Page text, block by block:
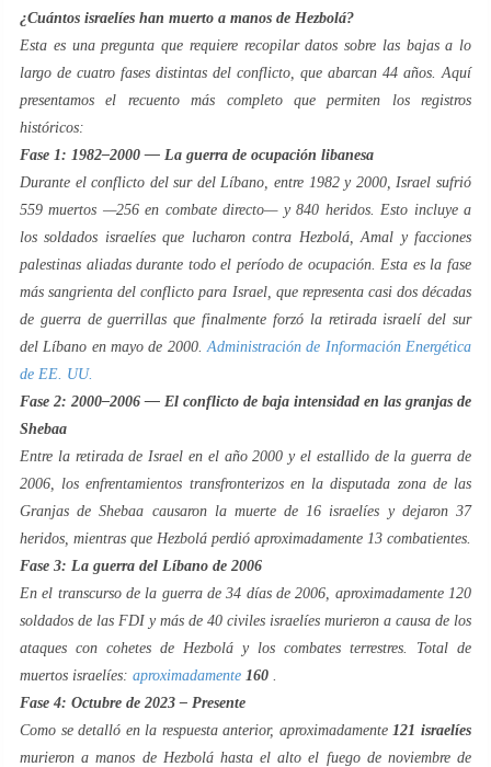
¿Cuántos israelíes han muerto a manos de Hezbolá?
Esta es una pregunta que requiere recopilar datos sobre las bajas a lo
largo de cuatro fases distintas del conflicto, que abarcan 44 años. Aquí
presentamos el recuento más completo que permiten los registros
históricos:
Fase 1: 1982–2000 — La guerra de ocupación libanesa
Durante el conflicto del sur del Líbano, entre 1982 y 2000, Israel sufrió
559 muertos —256 en combate directo— y 840 heridos. Esto incluye a
los soldados israelíes que lucharon contra Hezbolá, Amal y facciones
palestinas aliadas durante todo el período de ocupación. Esta es la fase
más sangrienta del conflicto para Israel, que representa casi dos décadas
de guerra de guerrillas que finalmente forzó la retirada israelí del sur
del Líbano en mayo de 2000. Administración de Información Energética
de EE. UU.
Fase 2: 2000–2006 — El conflicto de baja intensidad en las granjas de
Shebaa
Entre la retirada de Israel en el año 2000 y el estallido de la guerra de
2006, los enfrentamientos transfronterizos en la disputada zona de las
Granjas de Shebaa causaron la muerte de 16 israelíes y dejaron 37
heridos, mientras que Hezbolá perdió aproximadamente 13 combatientes.
Fase 3: La guerra del Líbano de 2006
En el transcurso de la guerra de 34 días de 2006, aproximadamente 120
soldados de las FDI y más de 40 civiles israelíes murieron a causa de los
ataques con cohetes de Hezbolá y los combates terrestres. Total de
muertos israelíes: aproximadamente 160
Fase 4: Octubre de 2023 – Presente
Como se detalló en la respuesta anterior, aproximadamente 121 israelíes
murieron a manos de Hezbolá hasta el alto el fuego de noviembre de